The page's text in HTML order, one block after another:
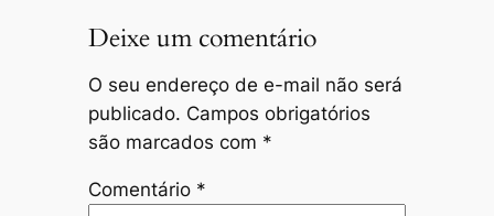
Deixe um comentário
O seu endereço de e-mail não será
publicado. Campos obrigatórios
são marcados com *
Comentário *